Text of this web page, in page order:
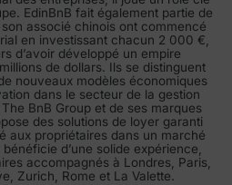
EdinBnB fait également partie de
associé chinois ont commencé
en investissant chacun 2 000 €,
d’avoir développé un empire
de dollars. Ils se distinguent
nouveaux modèles économiques
dans le secteur de la gestion
BnB Group et de ses marques
des solutions de loyer garanti
aux propriétaires dans un marché
d’une solide expérience,
accompagnés à Londres, Paris,
Zurich, Rome et La Valette.